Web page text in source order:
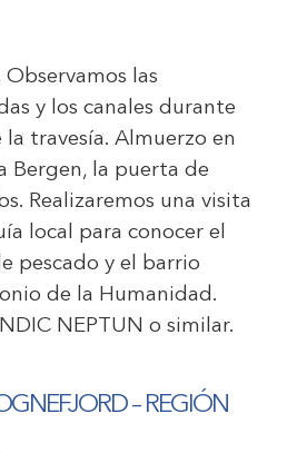
las
y los canales durante
travesía. Almuerzo en
Bergen, la puerta de
Realizaremos una visita
local para conocer el
pescado y el barrio
de la Humanidad.
NEPTUN o similar.
– REGIÓN